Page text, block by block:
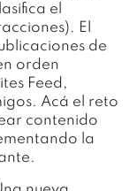
el
El
de
orden
Feed,
Acá el reto
contenido
la